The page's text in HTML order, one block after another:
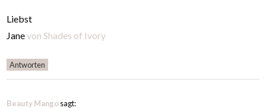
Liebst
Janevon Shades of Ivory
Antworten
Beauty Mangosagt: